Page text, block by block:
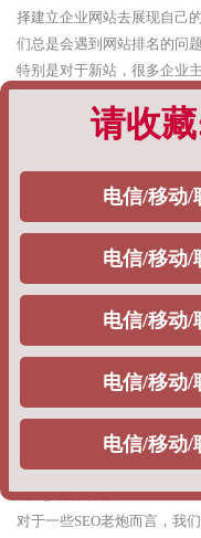
择建立企业网站去展现自己
们总是会遇到网站排名的问题
特别是对于新站，很多企业
都完全基于企业主的需求。
下内容阐述：
对于一些刚入SEO行业的企
与SEO之间的关系是什么，
SEO公司都会选择这个策略
情况，主要包括：
单词快排：通常是按天计费
整站权重：利用快排策略，
排名，出权重，一般不同公
优点：根据企业排名的时效
缺点：由于采用的优化策略
名就很难出现稳定排名，甚
2、老域名策略
对于一些SEO老炮而言，我